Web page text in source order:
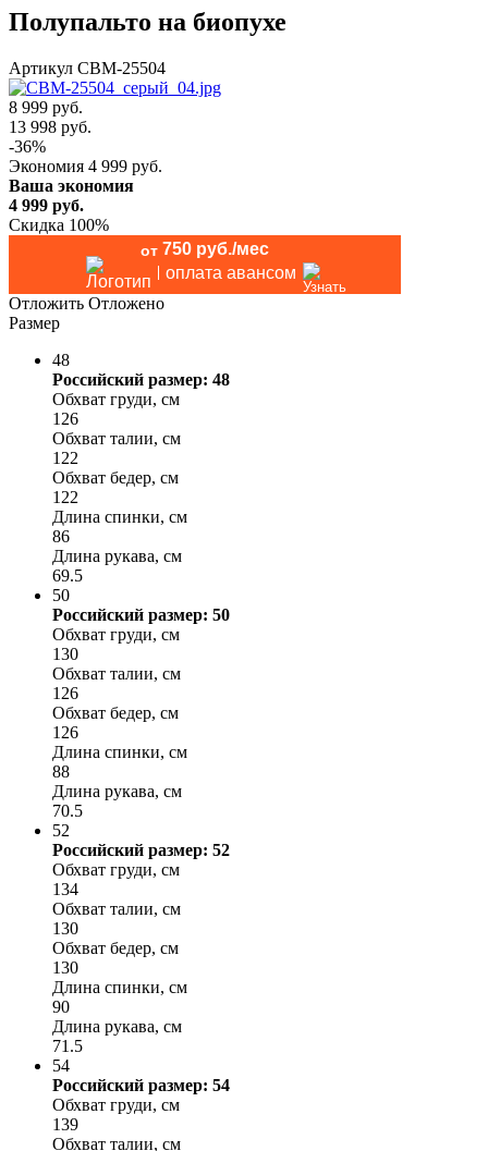
Полупальто на биопухе
Артикул CBM-25504
8 999 руб.
13 998 руб.
-36%
Экономия 4 999 руб.
Ваша экономия
4 999 руб.
Скидка 100%
от 750 руб./мес
оплата авансом
Отложить Отложено
Размер
48
Российский размер: 48
Обхват груди, см
126
Обхват талии, см
122
Обхват бедер, см
122
Длина спинки, см
86
Длина рукава, см
69.5
50
Российский размер: 50
Обхват груди, см
130
Обхват талии, см
126
Обхват бедер, см
126
Длина спинки, см
88
Длина рукава, см
70.5
52
Российский размер: 52
Обхват груди, см
134
Обхват талии, см
130
Обхват бедер, см
130
Длина спинки, см
90
Длина рукава, см
71.5
54
Российский размер: 54
Обхват груди, см
139
Обхват талии, см